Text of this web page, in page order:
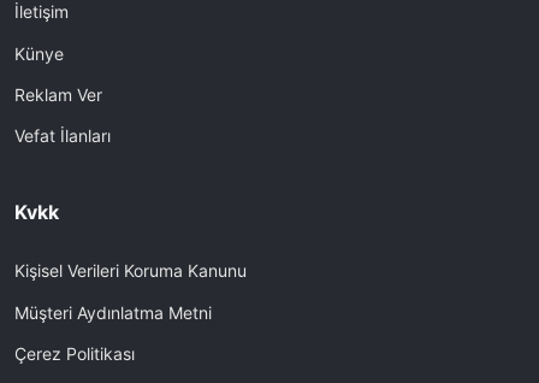
İletişim
Künye
Reklam Ver
Vefat İlanları
Kvkk
Kişisel Verileri Koruma Kanunu
Müşteri Aydınlatma Metni
Çerez Politikası